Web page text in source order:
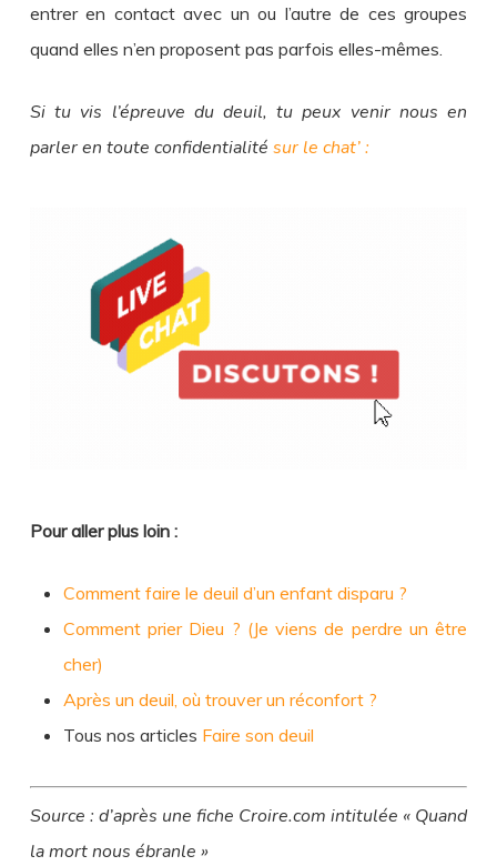
entrer en contact avec un ou l’autre de ces groupes
quand elles n’en proposent pas parfois elles-mêmes.
Si tu vis l’épreuve du deuil, tu peux venir nous en
parler en toute confidentialité sur le chat’ :
Pour aller plus loin :
Comment faire le deuil d’un enfant disparu ?
Comment prier Dieu ? (Je viens de perdre un être
cher)
Après un deuil, où trouver un réconfort ?
Tous nos articles Faire son deuil
Source : d’après une fiche Croire.com intitulée « Quand
la mort nous ébranle »